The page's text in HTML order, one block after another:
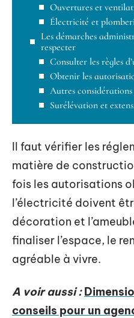
Ouvertures et
Électricité et
Les démarches
respecter
Consulter les règles
Obtenir les
Autres
Surélévation et
Il faut vérifier les
matière de
fois les autorisations
l’électricité doivent
décoration et
finaliser l’espace, le
agréable à vivre.
A voir aussi :
conseils pour un